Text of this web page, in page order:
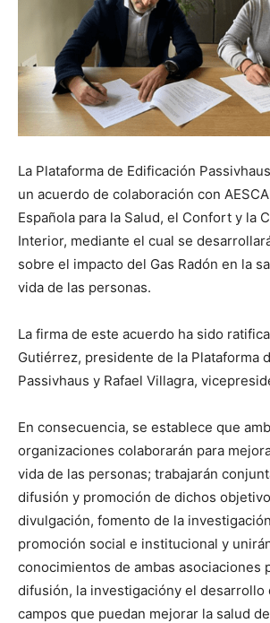
La Plataforma de Edificación
un acuerdo de colaboración con
Española para la Salud, el Confort y la
Interior, mediante el cual se
sobre el impacto del Gas Radón en la
vida de las personas.
La firma de este acuerdo ha sido
Gutiérrez, presidente de la Plataforma
Passivhaus y Rafael Villagra,
En consecuencia, se establece que
organizaciones colaborarán para
vida de las personas; trabajarán
difusión y promoción de dichos
divulgación, fomento de la
promoción social e institucional y
conocimientos de ambas asociaciones
difusión, la investigacióny el desarrollo
campos que puedan mejorar la salud